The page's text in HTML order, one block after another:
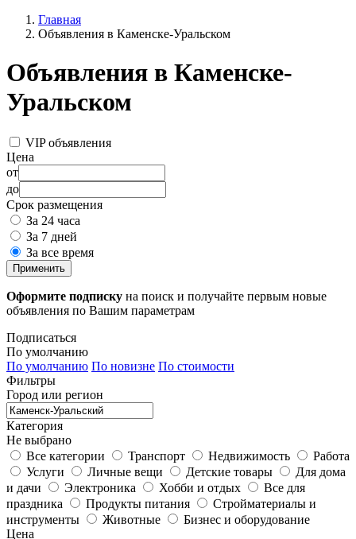
Главная
Объявления в Каменске-Уральском
Объявления в Каменске-
Уральском
VIP объявления
Цена
от
до
Срок размещения
За 24 часа
За 7 дней
За все время
Применить
Оформите подписку на поиск и получайте первым новые
объявления по Вашим параметрам
Подписаться
По умолчанию
По умолчанию По новизне По стоимости
Фильтры
Город или регион
Категория
Не выбрано
Все категории
Транспорт Недвижимость
Работа
Услуги
Личные вещи Детские товары
Для дома
и дачи
Электроника Хобби и отдых
Все для
праздника
Продукты питания
Стройматериалы и
инструменты
Животные
Бизнес и оборудование
Цена